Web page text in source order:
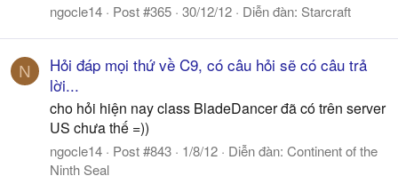
ngocle14 Post #365 30/12/12 Diễn đàn: Starcraft
N
Hỏi đáp mọi thứ về C9, có câu hỏi sẽ có câu trả
lời...
cho hỏi hiện nay class BladeDancer đã có trên server
US chưa thế =))
ngocle14 Post #843 1/8/12 Diễn đàn: Continent of the
Ninth Seal